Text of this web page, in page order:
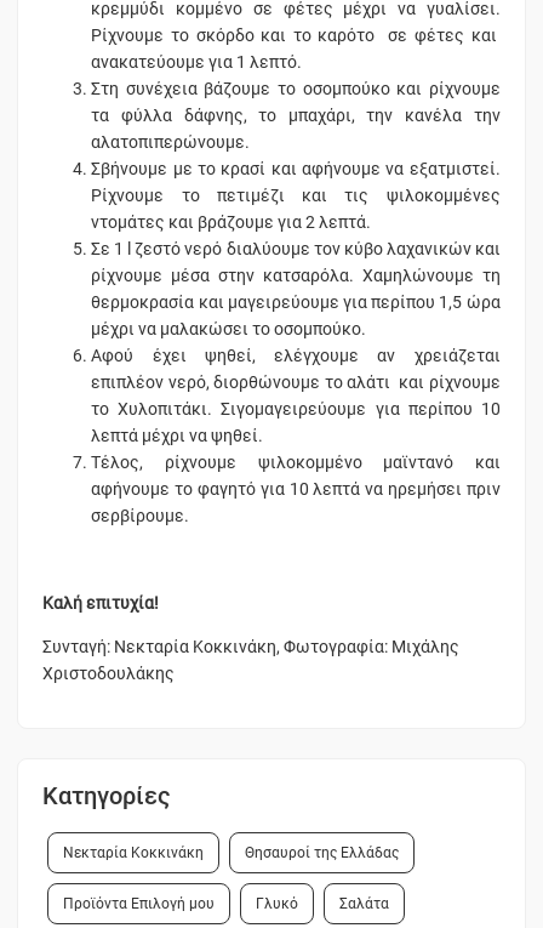
κρεμμύδι κομμένο σε φέτες μέχρι να γυαλίσει.
Ρίχνουμε το σκόρδο και το καρότο σε φέτες και
ανακατεύουμε για 1 λεπτό.
Στη συνέχεια βάζουμε το οσομπούκο και ρίχνουμε
τα φύλλα δάφνης, το μπαχάρι, την κανέλα την
αλατοπιπερώνουμε.
Σβήνουμε με το κρασί και αφήνουμε να εξατμιστεί.
Ρίχνουμε το πετιμέζι και τις ψιλοκομμένες
ντομάτες και βράζουμε για 2 λεπτά.
Σε 1 l ζεστό νερό διαλύουμε τον κύβο λαχανικών και
ρίχνουμε μέσα στην κατσαρόλα. Χαμηλώνουμε τη
θερμοκρασία και μαγειρεύουμε για περίπου 1,5 ώρα
μέχρι να μαλακώσει το οσομπούκο.
Αφού έχει ψηθεί, ελέγχουμε αν χρειάζεται
επιπλέον νερό, διορθώνουμε το αλάτι και ρίχνουμε
το Χυλοπιτάκι. Σιγομαγειρεύουμε για περίπου 10
λεπτά μέχρι να ψηθεί.
Τέλος, ρίχνουμε ψιλοκομμένο μαϊντανό και
αφήνουμε το φαγητό για 10 λεπτά να ηρεμήσει πριν
σερβίρουμε.
Καλή επιτυχία!
Συνταγή: Νεκταρία Κοκκινάκη, Φωτογραφία: Μιχάλης
Χριστοδουλάκης
Κατηγορίες
Νεκταρία Κοκκινάκη Θησαυροί της Ελλάδας
Προϊόντα Επιλογή μου Γλυκό Σαλάτα